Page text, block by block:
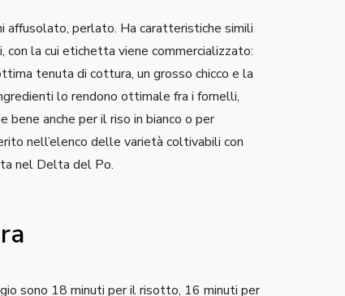
affusolato, perlato. Ha caratteristiche simili
con la cui etichetta viene commercializzato:
tenuta di cottura, un grosso chicco e la
lo rendono ottimale fra i fornelli,
bene anche per il riso in bianco o per
nell’elenco delle varietà coltivabili con
nel Delta del Po.
sono 18 minuti per il risotto, 16 minuti per